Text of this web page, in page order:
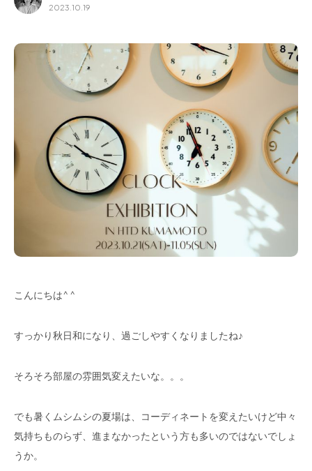
for Business
Contact
フラッグシップストア
0965-52-0323
096-274-8175
Arv
0965-45-9282
2023.10.19
こんにちは^ ^
すっかり秋日和になり、過ごしやすくなりましたね♪
そろそろ部屋の雰囲気変えたいな。。。
でも暑くムシムシの夏場は、コーディネートを変えたいけど中々
気持ちものらず、進まなかったという方も多いのではないでしょ
うか。